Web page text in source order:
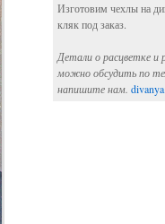
Изготовим чехлы на
кляк под заказ.
Детали о расцветке и
можно обсудить по
напишите нам.